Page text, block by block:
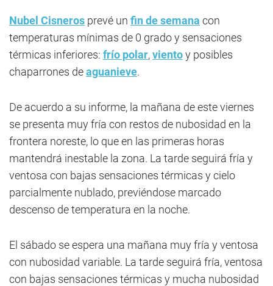
Nubel Cisneros prevé un fin de semana con
temperaturas mínimas de 0 grado y sensaciones
térmicas inferiores: frío polar,vientoy posibles
chaparrones deaguanieve.
De acuerdo a su informe, la mañana de este viernes
se presenta muy fría con restos de nubosidad en la
frontera noreste, lo que en las primeras horas
mantendrá inestable la zona. La tarde seguirá fría y
ventosa con bajas sensaciones térmicas y cielo
parcialmente nublado, previéndose marcado
descenso de temperatura en la noche.
El sábado se espera una mañana muy fría y ventosa
con nubosidad variable. La tarde seguirá fría, ventosa
con bajas sensaciones térmicas y mucha nubosidad